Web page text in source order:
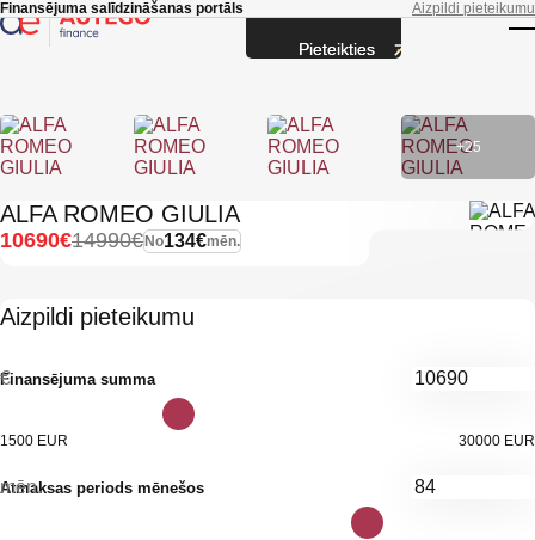
Skip to main content
Finansējuma salīdzināšanas portāls Aizpildi pieteikumu
+25
ALFA ROMEO GIULIA
No134€mēn.
14990€
10690€
Aizpildi pieteikumu
Finansējuma summa
€
1500 EUR 30000 EUR
Atmaksas periods mēnešos
mēn.